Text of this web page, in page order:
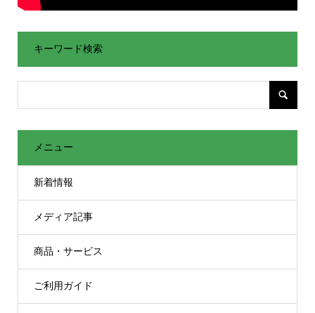
キーワード検索
メニュー
新着情報
メディア記事
商品・サービス
ご利用ガイド